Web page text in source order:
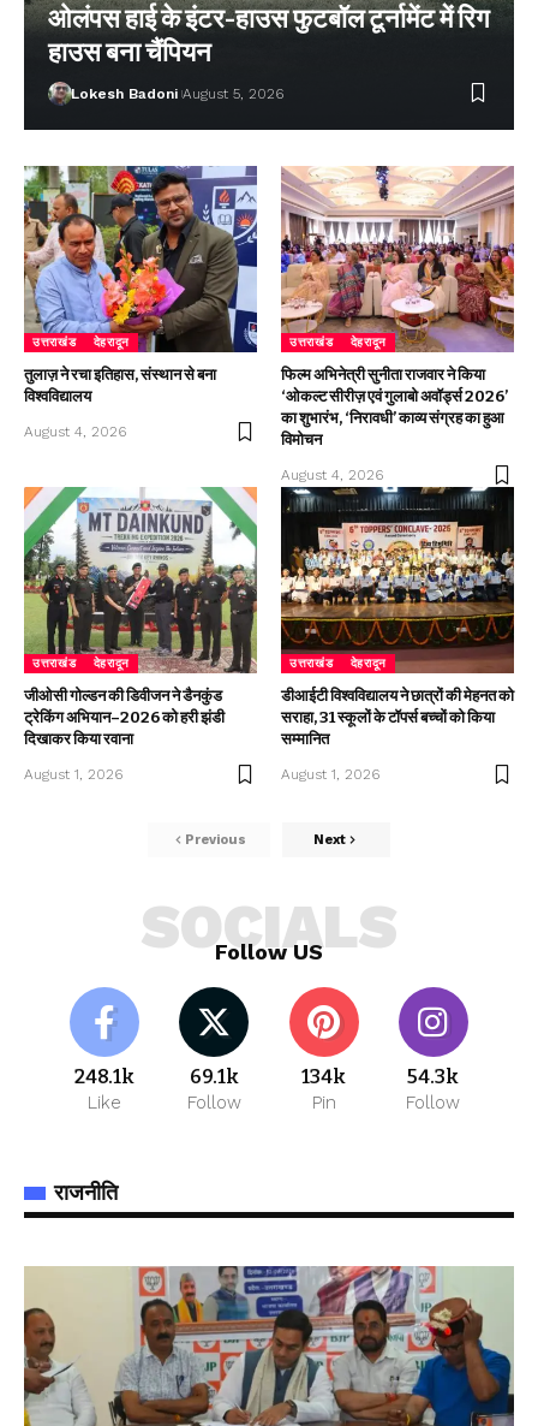
ओलंपस हाई के इंटर-हाउस फुटबॉल टूर्नामेंट में रिग
हाउस बना चैंपियन
Lokesh Badoni August 5, 2026
उत्तराखंड देहरादून
तुलाज़ ने रचा इतिहास, संस्थान से बना
विश्वविद्यालय
August 4, 2026
उत्तराखंड देहरादून
फिल्म अभिनेत्री सुनीता राजवार ने किया
‘ओकल्ट सीरीज़ एवं गुलाबो अवॉर्ड्स 2026’
का शुभारंभ, ‘निरावधी’ काव्य संग्रह का हुआ
विमोचन
August 4, 2026
उत्तराखंड देहरादून
जीओसी गोल्डन की डिवीजन ने डैनकुंड
ट्रेकिंग अभियान–2026 को हरी झंडी
दिखाकर किया रवाना
August 1, 2026
उत्तराखंड देहरादून
डीआईटी विश्वविद्यालय ने छात्रों की मेहनत को
सराहा, 31 स्कूलों के टॉपर्स बच्चों को किया
सम्मानित
August 1, 2026
Previous Next
Follow US
SOCIALS
248.1k
Like
69.1k
Follow
134k
Pin
54.3k
Follow
राजनीति